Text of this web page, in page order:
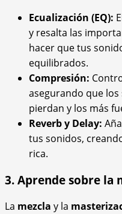
Ecualización (EQ):
y resalta las
hacer que tus
equilibrados.
Compresión:
asegurando que los
pierdan y los más
Reverb y Delay:
tus sonidos,
rica.
3. Aprende sobre la
La mezcla y la